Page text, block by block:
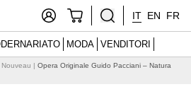
IT EN FR
MODA VENDITORI
Nouveau | Opera Originale Guido Pacciani – Natura